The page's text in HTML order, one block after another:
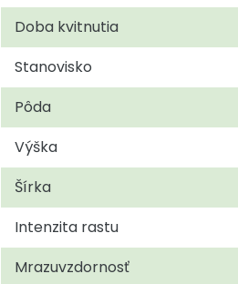
Doba kvitnutia
Stanovisko
Pôda
Výška
Šírka
Intenzita rastu
Mrazuvzdornosť